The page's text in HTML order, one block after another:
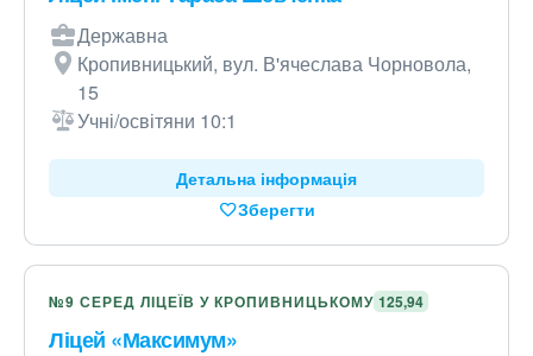
Державна
Кропивницький, вул. В'ячеслава Чорновола,
15
Учні/освітяни 10:1
Детальна інформація
Зберегти
№9 СЕРЕД ЛІЦЕЇВ У КРОПИВНИЦЬКОМУ 125,94
Ліцей «Максимум»